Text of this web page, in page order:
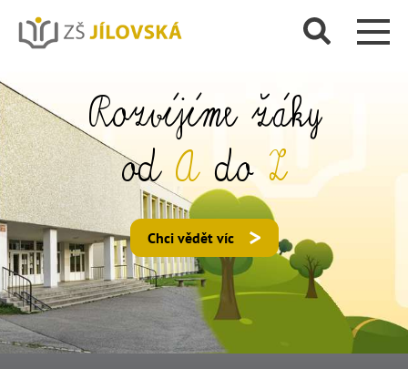
Rozvíjíme žáky
od Ado Z
Chci vědět víc